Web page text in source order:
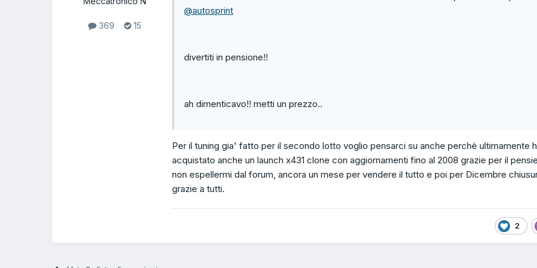
369 15
@autosprint
divertiti in pensione!!
ah dimenticavo!! metti un prezzo..
Per il tuning gia' fatto per il secondo lotto voglio pensarci su anche perchè ultimamente
acquistato anche un launch x431 clone con aggiornamenti fino al 2008 grazie per il
non espellermi dal forum, ancora un mese per vendere il tutto e poi per Dicembre
grazie a tutti.
2